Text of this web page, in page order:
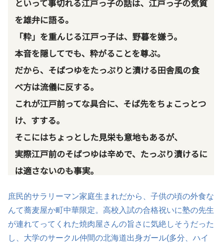
庶民的サラリーマン家庭生まれだから、子供の頃の外食な
んて蕎麦屋か町中華限定。高校入試の合格祝いに塾の先生
が連れてってくれた焼肉屋さんの旨さに気絶しそうだった
し、大学のサークル仲間の北海道出身ガール(多分、ハイ